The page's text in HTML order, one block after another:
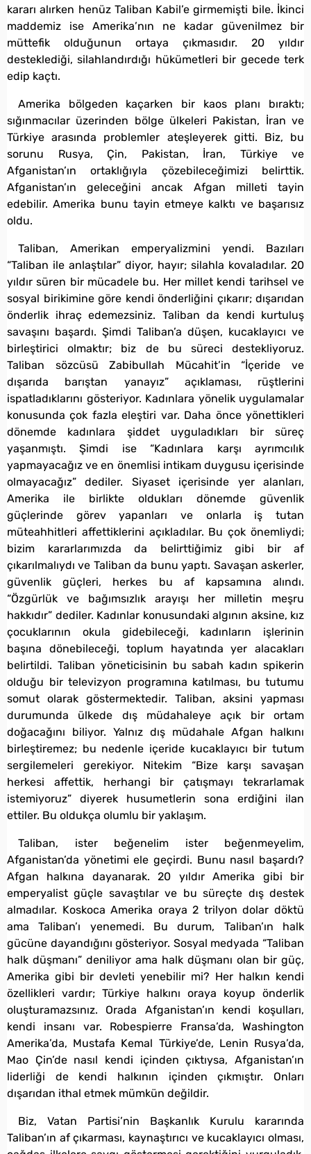
kararı alırken henüz Taliban Kabil’e girmemişti bile. İkinci
maddemiz ise Amerika’nın ne kadar güvenilmez bir
müttefik olduğunun ortaya çıkmasıdır. 20 yıldır
desteklediği, silahlandırdığı hükümetleri bir gecede terk
edip kaçtı.
Amerika bölgeden kaçarken bir kaos planı bıraktı;
sığınmacılar üzerinden bölge ülkeleri Pakistan, İran ve
Türkiye arasında problemler ateşleyerek gitti. Biz, bu
sorunu Rusya, Çin, Pakistan, İran, Türkiye ve
Afganistan’ın ortaklığıyla çözebileceğimizi belirttik.
Afganistan’ın geleceğini ancak Afgan milleti tayin
edebilir. Amerika bunu tayin etmeye kalktı ve başarısız
oldu.
Taliban, Amerikan emperyalizmini yendi. Bazıları
“Taliban ile anlaştılar” diyor, hayır; silahla kovaladılar. 20
yıldır süren bir mücadele bu. Her millet kendi tarihsel ve
sosyal birikimine göre kendi önderliğini çıkarır; dışarıdan
önderlik ihraç edemezsiniz. Taliban da kendi kurtuluş
savaşını başardı. Şimdi Taliban’a düşen, kucaklayıcı ve
birleştirici olmaktır; biz de bu süreci destekliyoruz.
Taliban sözcüsü Zabibullah Mücahit’in “İçeride ve
dışarıda barıştan yanayız” açıklaması, rüştlerini
ispatladıklarını gösteriyor. Kadınlara yönelik uygulamalar
konusunda çok fazla eleştiri var. Daha önce yönettikleri
dönemde kadınlara şiddet uyguladıkları bir süreç
yaşanmıştı. Şimdi ise “Kadınlara karşı ayrımcılık
yapmayacağız ve en önemlisi intikam duygusu içerisinde
olmayacağız” dediler. Siyaset içerisinde yer alanları,
Amerika ile birlikte oldukları dönemde güvenlik
güçlerinde görev yapanları ve onlarla iş tutan
müteahhitleri affettiklerini açıkladılar. Bu çok önemliydi;
bizim kararlarımızda da belirttiğimiz gibi bir af
çıkarılmalıydı ve Taliban da bunu yaptı. Savaşan askerler,
güvenlik güçleri, herkes bu af kapsamına alındı.
“Özgürlük ve bağımsızlık arayışı her milletin meşru
hakkıdır” dediler. Kadınlar konusundaki algının aksine, kız
çocuklarının okula gidebileceği, kadınların işlerinin
başına dönebileceği, toplum hayatında yer alacakları
belirtildi. Taliban yöneticisinin bu sabah kadın spikerin
olduğu bir televizyon programına katılması, bu tutumu
somut olarak göstermektedir. Taliban, aksini yapması
durumunda ülkede dış müdahaleye açık bir ortam
doğacağını biliyor. Yalnız dış müdahale Afgan halkını
birleştiremez; bu nedenle içeride kucaklayıcı bir tutum
sergilemeleri gerekiyor. Nitekim “Bize karşı savaşan
herkesi affettik, herhangi bir çatışmayı tekrarlamak
istemiyoruz” diyerek husumetlerin sona erdiğini ilan
ettiler. Bu oldukça olumlu bir yaklaşım.
Taliban, ister beğenelim ister beğenmeyelim,
Afganistan’da yönetimi ele geçirdi. Bunu nasıl başardı?
Afgan halkına dayanarak. 20 yıldır Amerika gibi bir
emperyalist güçle savaştılar ve bu süreçte dış destek
almadılar. Koskoca Amerika oraya 2 trilyon dolar döktü
ama Taliban’ı yenemedi. Bu durum, Taliban’ın halk
gücüne dayandığını gösteriyor. Sosyal medyada “Taliban
halk düşmanı” deniliyor ama halk düşmanı olan bir güç,
Amerika gibi bir devleti yenebilir mi? Her halkın kendi
özellikleri vardır; Türkiye halkını oraya koyup önderlik
oluşturamazsınız. Orada Afganistan’ın kendi koşulları,
kendi insanı var. Robespierre Fransa’da, Washington
Amerika’da, Mustafa Kemal Türkiye’de, Lenin Rusya’da,
Mao Çin’de nasıl kendi içinden çıktıysa, Afganistan’ın
liderliği de kendi halkının içinden çıkmıştır. Onları
dışarıdan ithal etmek mümkün değildir.
Biz, Vatan Partisi’nin Başkanlık Kurulu kararında
Taliban’ın af çıkarması, kaynaştırıcı ve kucaklayıcı olması,